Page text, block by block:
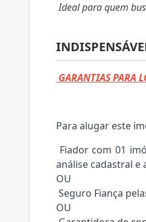
Ideal para quem
GARANTIAS PARA
Para alugar este
Fiador com 01
análise cadastral e
OU
Seguro Fiança
OU